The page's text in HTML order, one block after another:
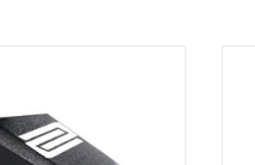
Tonabnehmersystem
mit vielen